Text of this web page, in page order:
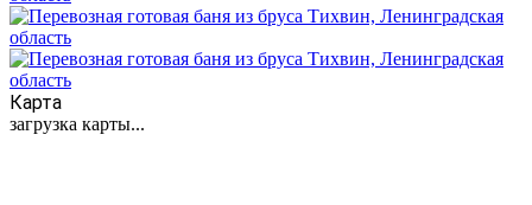
Карта
загрузка карты...